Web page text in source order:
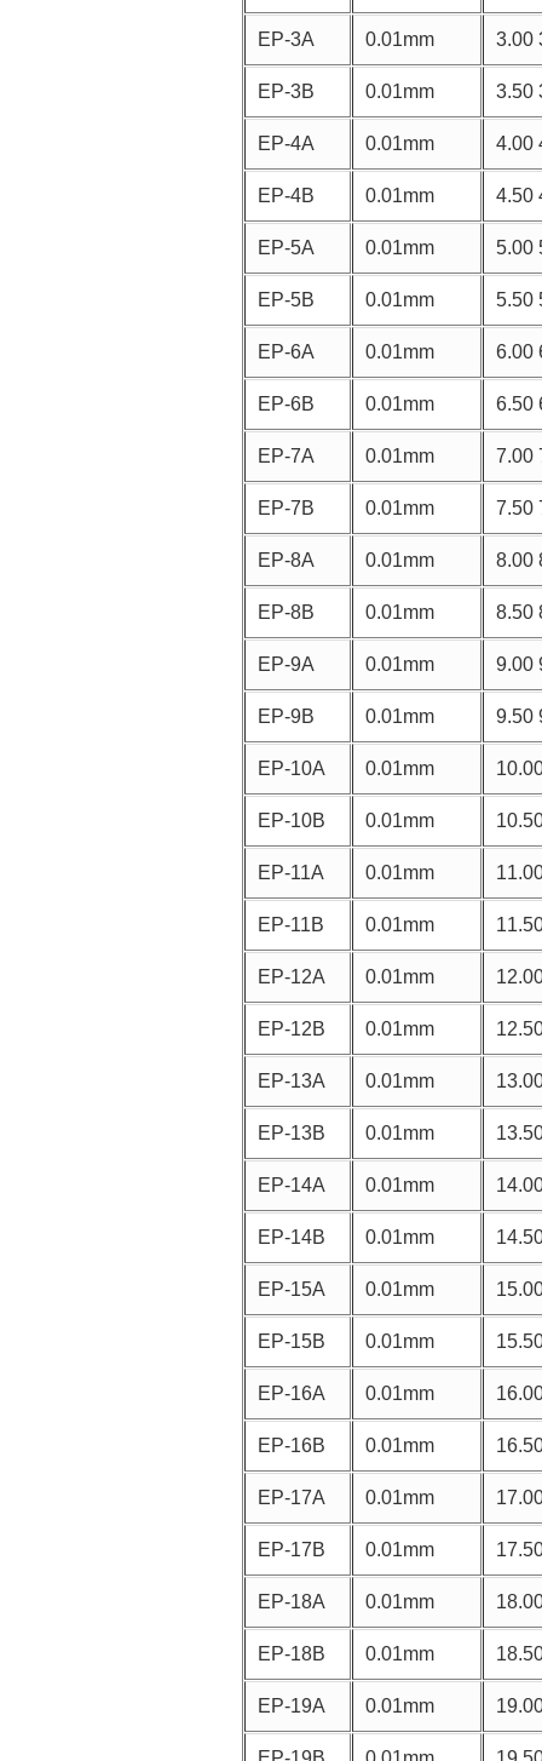
EP-3A 0.01mm 3.00
EP-3B 0.01mm 3.50
EP-4A 0.01mm 4.00
EP-4B 0.01mm 4.50
EP-5A 0.01mm 5.00
EP-5B 0.01mm 5.50
EP-6A 0.01mm 6.00
EP-6B 0.01mm 6.50
EP-7A 0.01mm 7.00
EP-7B 0.01mm 7.50
EP-8A 0.01mm 8.00
EP-8B 0.01mm 8.50
EP-9A 0.01mm 9.00
EP-9B 0.01mm 9.50
EP-10A 0.01mm
EP-10B 0.01mm
EP-11A 0.01mm
EP-11B 0.01mm
EP-12A 0.01mm
EP-12B 0.01mm
EP-13A 0.01mm
EP-13B 0.01mm
EP-14A 0.01mm
EP-14B 0.01mm
EP-15A 0.01mm
EP-15B 0.01mm
EP-16A 0.01mm
EP-16B 0.01mm
EP-17A 0.01mm
EP-17B 0.01mm
EP-18A 0.01mm
EP-18B 0.01mm
EP-19A 0.01mm